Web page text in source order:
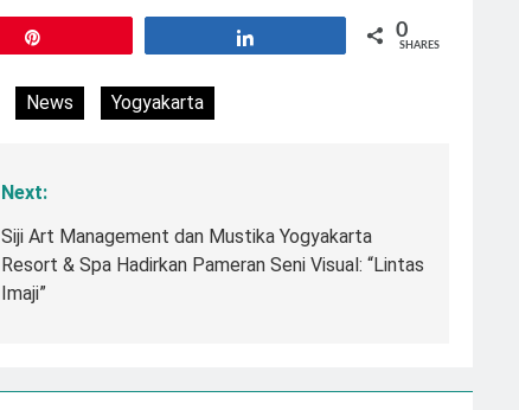
0
SHARES
News Yogyakarta
Next:
Siji Art Management dan Mustika Yogyakarta
Resort & Spa Hadirkan Pameran Seni Visual: “Lintas
Imaji”